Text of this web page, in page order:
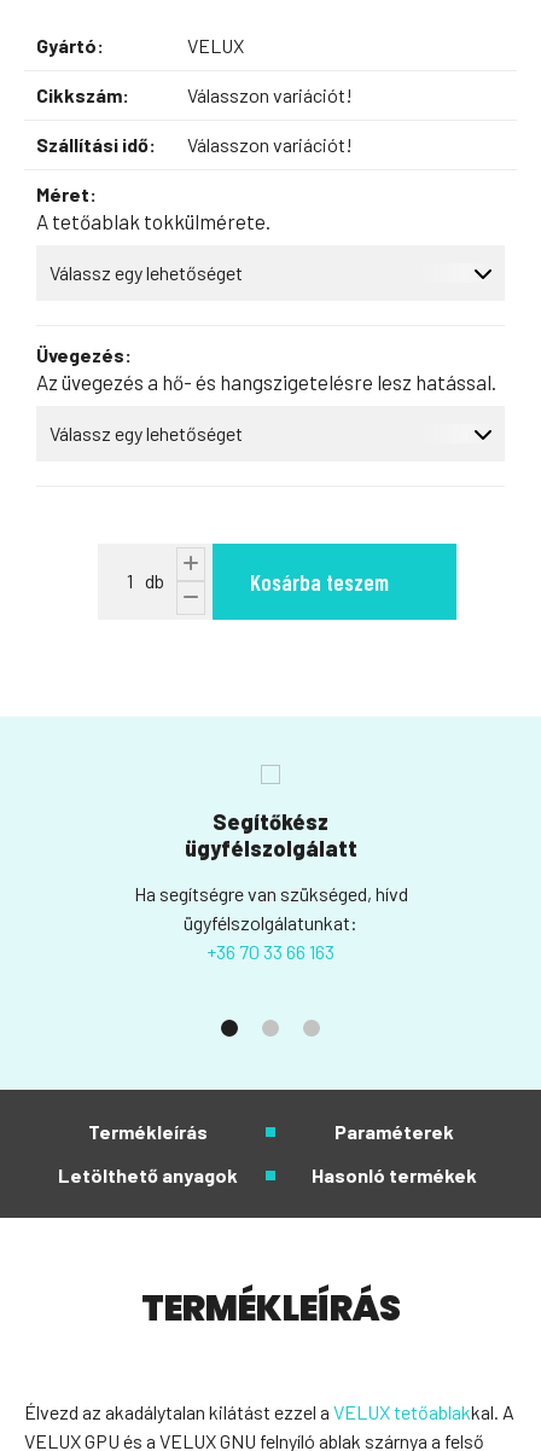
Gyártó: VELUX
Cikkszám: Válasszon variációt!
Szállítási idő: Válasszon variációt!
Méret:
A tetőablak tokkülmérete.
Üvegezés:
Az üvegezés a hő- és hangszigetelésre lesz hatással.
Kosárba teszem
Segítőkész
ügyfélszolgálatt
Ha segítségre van szükséged, hívd
ügyfélszolgálatunkat:
+36 70 33 66 163
Termékleírás
Paraméterek
Letölthető anyagok
Hasonló termékek
TERMÉKLEÍRÁS
Élvezd az akadálytalan kilátást ezzel a VELUX tetőablakkal. A
VELUX GPU és a VELUX GNU felnyíló ablak szárnya a felső